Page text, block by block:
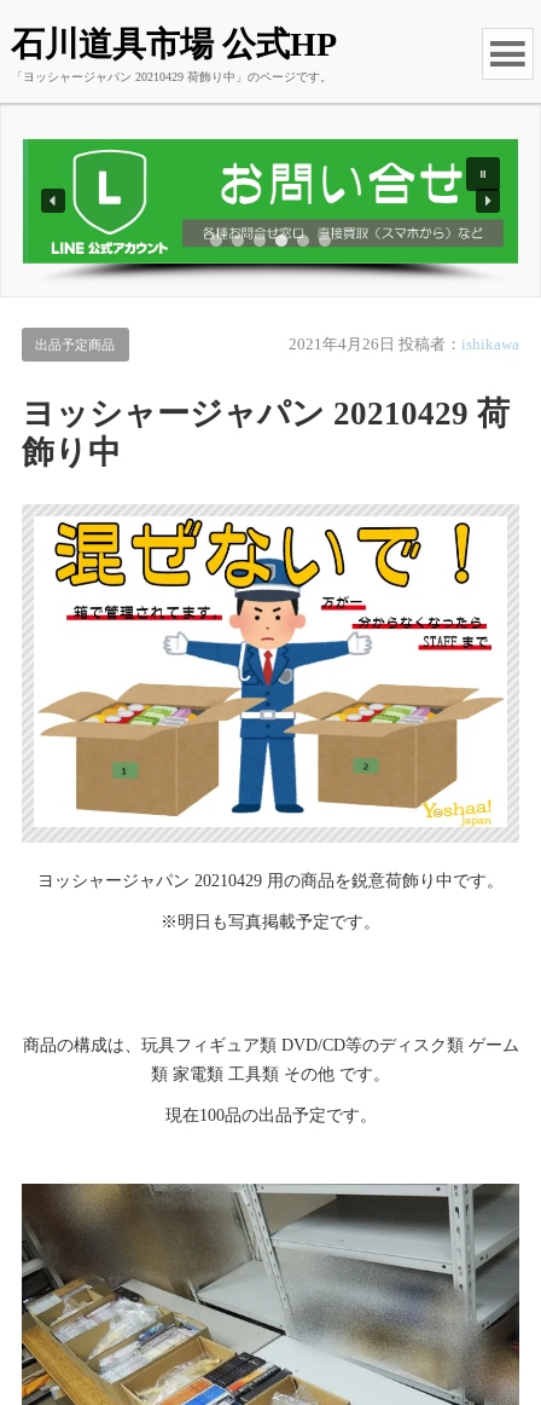
石川道具市場 公式HP
「ヨッシャージャパン 20210429 荷飾り中」のページです。
出品予定商品 2021年4月26日 投稿者：ishikawa
ヨッシャージャパン 20210429 荷
飾り中
ヨッシャージャパン 20210429 用の商品を鋭意荷飾り中です。
※明日も写真掲載予定です。
商品の構成は、玩具フィギュア類 DVD/CD等のディスク類 ゲーム
類 家電類 工具類 その他 です。
現在100品の出品予定です。